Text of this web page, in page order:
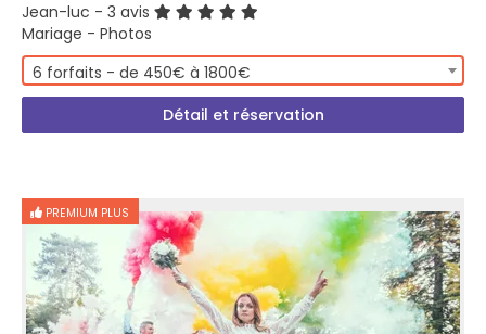
Jean-luc - 3 avis
Mariage - Photos
6 forfaits - de 450€ à 1800€
Détail et réservation
PREMIUM PLUS